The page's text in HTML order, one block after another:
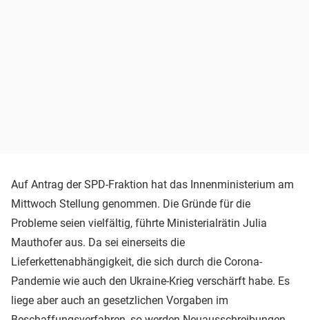
Auf Antrag der SPD-Fraktion hat das Innenministerium am
Mittwoch Stellung genommen. Die Gründe für die
Probleme seien vielfältig, führte Ministerialrätin Julia
Mauthofer aus. Da sei einerseits die
Lieferkettenabhängigkeit, die sich durch die Corona-
Pandemie wie auch den Ukraine-Krieg verschärft habe. Es
liege aber auch an gesetzlichen Vorgaben im